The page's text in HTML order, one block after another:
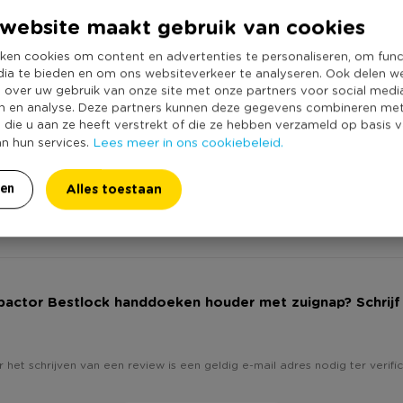
maakt gebruik van cookies
cookies om content en advertenties te personaliseren, om
te bieden en om ons websiteverkeer te analyseren. Ook delen
uw gebruik van onze site met onze partners voor social
en analyse. Deze partners kunnen deze gegevens combineren
u aan ze heeft verstrekt of die ze hebben verzameld op basis
hun services. Lees meer in ons cookiebeleid.
Alles toestaan
en niet-luchtdoorlatende
en spiegels, Steeds
op de markt.
Online Only
Materiaal
Productbreedte
Producthoogte
Kleur
Bestlock handdoeken houder met zuignap?
het schrijven van een review is een geldig e-mail adres nodig ter